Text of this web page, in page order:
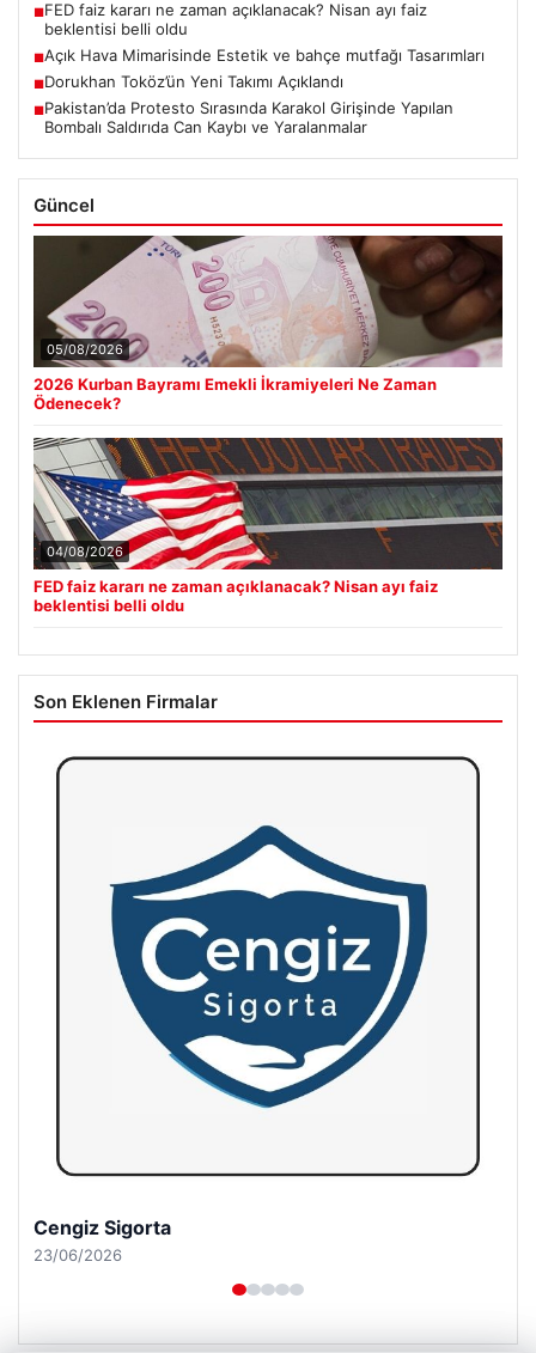
■FED faiz kararı ne zaman açıklanacak? Nisan ayı faiz
beklentisi belli oldu
■Açık Hava Mimarisinde Estetik ve bahçe mutfağı Tasarımları
■Dorukhan Toköz’ün Yeni Takımı Açıklandı
■Pakistan’da Protesto Sırasında Karakol Girişinde Yapılan
Bombalı Saldırıda Can Kaybı ve Yaralanmalar
Güncel
05/08/2026
2026 Kurban Bayramı Emekli İkramiyeleri Ne Zaman
Ödenecek?
04/08/2026
FED faiz kararı ne zaman açıklanacak? Nisan ayı faiz
beklentisi belli oldu
Son Eklenen Firmalar
Hastaş Beton
26/05/2026